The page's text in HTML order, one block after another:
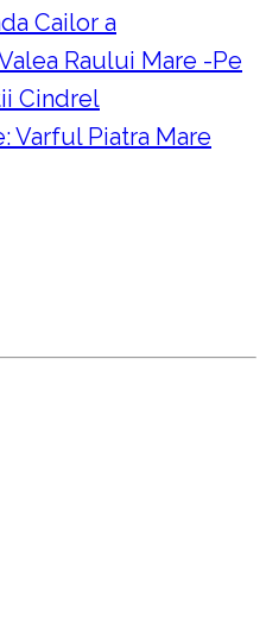
Cailor a
Raului Mare -Pe
Cindrel
Varful Piatra Mare